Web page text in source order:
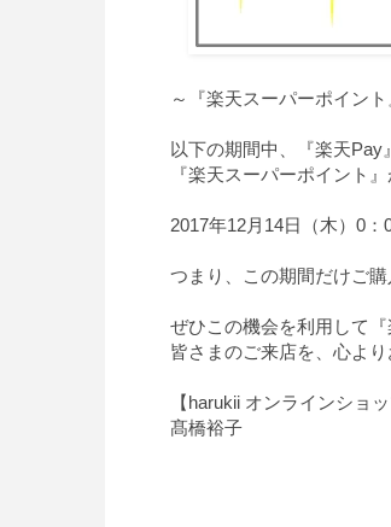
～『楽天スーパーポイン
以下の期間中、『楽天
『楽天スーパーポイント
2017年12月14日（木）0
つまり、この期間だけご
ぜひこの機会を利用して
皆さまのご来店を、心より
【harukii オンラインショッ
髙橋裕子